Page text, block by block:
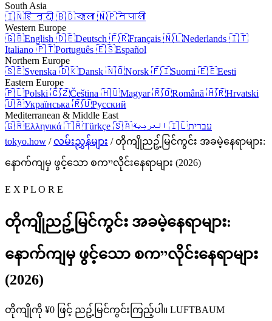
South Asia
🇮🇳हिन्दी 🇧🇩বাংলা 🇳🇵नेपाली
Western Europe
🇬🇧English 🇩🇪Deutsch 🇫🇷Français 🇳🇱Nederlands 🇮🇹
Italiano 🇵🇹Português 🇪🇸Español
Northern Europe
🇸🇪Svenska 🇩🇰Dansk 🇳🇴Norsk 🇫🇮Suomi 🇪🇪Eesti
Eastern Europe
🇵🇱Polski 🇨🇿Čeština 🇭🇺Magyar🇷🇴Română 🇭🇷Hrvatski
🇺🇦Українська 🇷🇺Русский
Mediterranean & Middle East
🇬🇷Ελληνικά 🇹🇷Türkçe 🇸🇦 🇮🇱עברית
tokyo.how / လမ်းညွှန်များ / တိုကျိုညဥ့်မြင်ကွင်း အခမဲ့နေရာများ:
နောက်ကျမှ ဖွင့်သော စကייလိုင်းနေရာများ (2026)
E X P L O R E
တိုကျိုညဥ့်မြင်ကွင်း အခမဲ့နေရာများ:
နောက်ကျမှ ဖွင့်သော စကייလိုင်းနေရာများ
(2026)
တိုကျိုကို ¥0 ဖြင့် ညဥ့်မြင်ကွင်းကြည့်ပါ။ LUFTBAUM